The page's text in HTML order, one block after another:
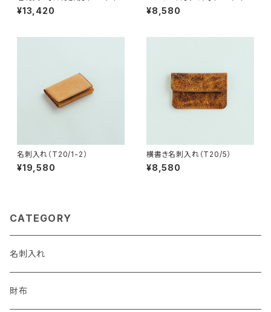
¥13,420 ¥8,580
名刺入れ（T20/1-2）
¥19,580
横書き名刺入れ（T20/5）
¥8,580
CATEGORY
名刺入れ
財布